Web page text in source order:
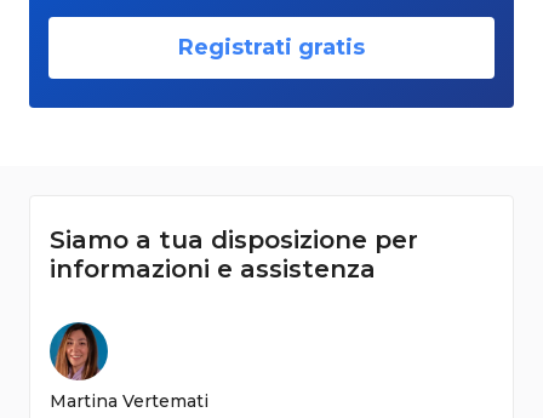
Registrati gratis
Siamo a tua disposizione per
informazioni e assistenza
Martina Vertemati